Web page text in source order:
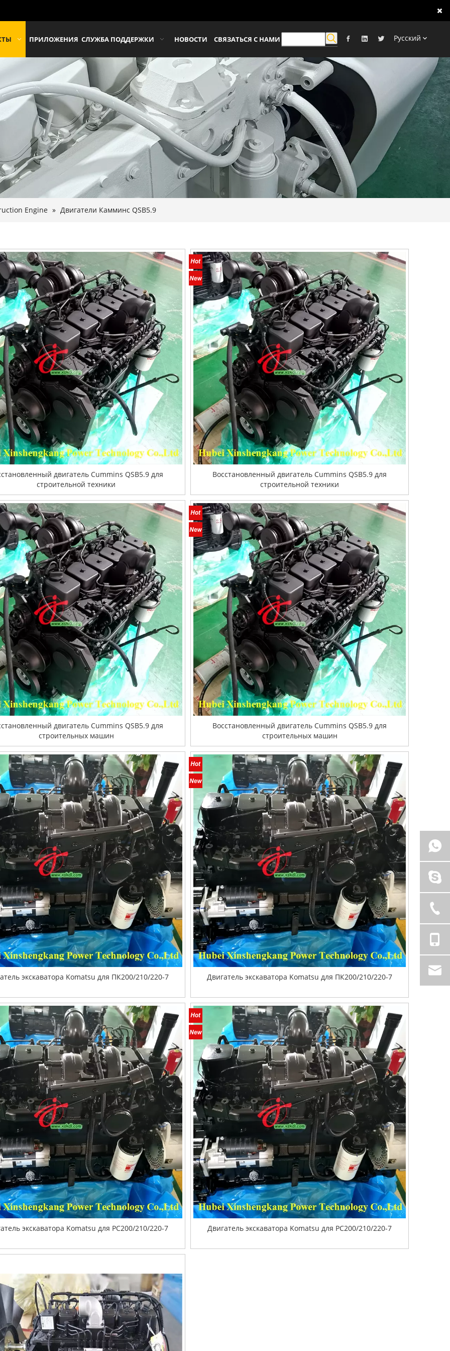
ПРИЛОЖЕНИЯ СЛУЖБА ПОДДЕРЖКИ НОВОСТИ СВЯЗАТЬСЯ С НАМИ Pусский
Engine » Двигатели Камминс QSB5.9
двигатель Cummins QSB5.9 для
строительной техники
Восстановленный двигатель Cummins QSB5.9 для
строительной техники
двигатель Cummins QSB5.9 для
строительных машин
Восстановленный двигатель Cummins QSB5.9 для
строительных машин
экскаватора Komatsu для ПК200/210/220-7 Двигатель экскаватора Komatsu для ПК200/210/220-7
экскаватора Komatsu для PC200/210/220-7 Двигатель экскаватора Komatsu для PC200/210/220-7